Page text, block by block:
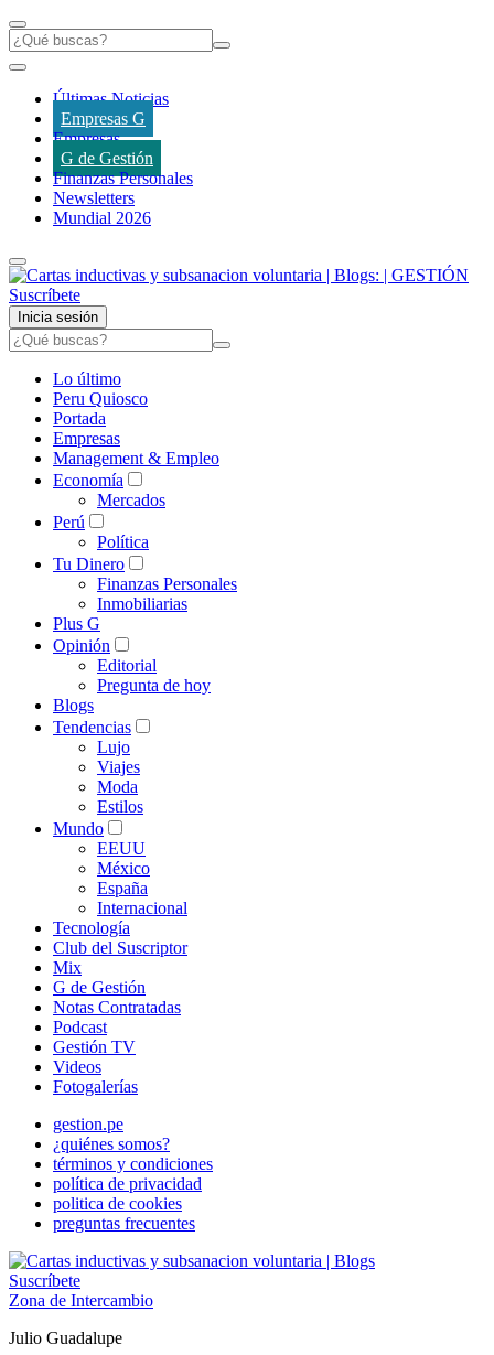
Últimas Noticias
Empresas G
Empresas
G de Gestión
Finanzas Personales
Newsletters
Mundial 2026
Suscríbete
Inicia sesión
Lo último
Peru Quiosco
Portada
Empresas
Management & Empleo
Economía
Mercados
Perú
Política
Tu Dinero
Finanzas Personales
Inmobiliarias
Plus G
Opinión
Editorial
Pregunta de hoy
Blogs
Tendencias
Lujo
Viajes
Moda
Estilos
Mundo
EEUU
México
España
Internacional
Tecnología
Club del Suscriptor
Mix
G de Gestión
Notas Contratadas
Podcast
Gestión TV
Videos
Fotogalerías
gestion.pe
¿quiénes somos?
términos y condiciones
política de privacidad
politica de cookies
preguntas frecuentes
Suscríbete
Zona de Intercambio
Julio Guadalupe